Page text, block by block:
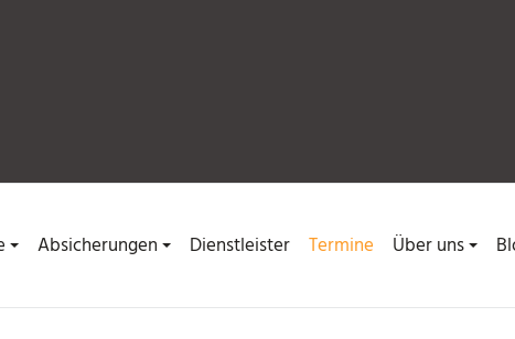
Absicherungen Dienstleister Termine Über uns